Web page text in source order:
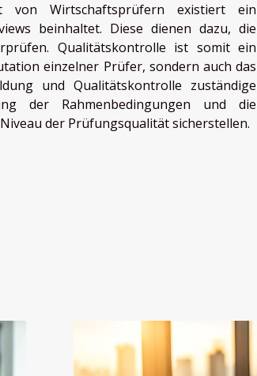
von Wirtschaftsprüfern existiert ein
beinhaltet. Diese dienen dazu, die
Qualitätskontrolle ist somit ein
einzelner Prüfer, sondern auch das
und Qualitätskontrolle zuständige
der Rahmenbedingungen und die
der Prüfungsqualität sicherstellen.